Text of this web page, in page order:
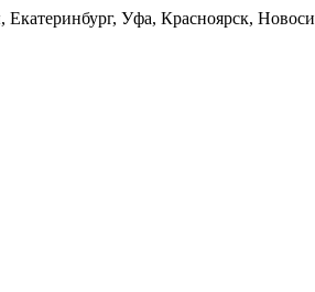
Уфа, Красноярск,